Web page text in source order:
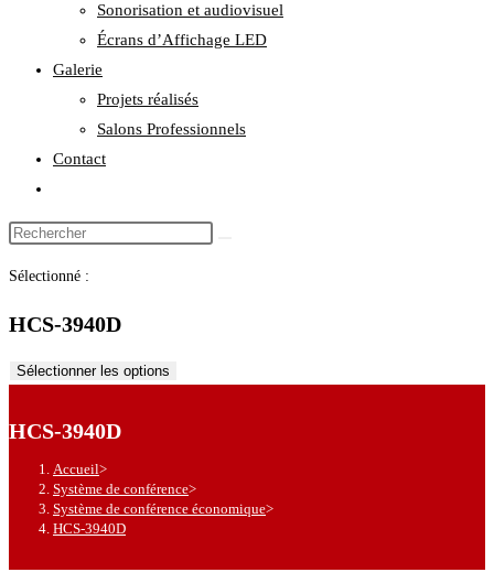
Sonorisation et audiovisuel
Écrans d’Affichage LED
Galerie
Projets réalisés
Salons Professionnels
Contact
search
Rechercher
site
Sélectionné :
HCS-3940D
Sélectionner les options
HCS-3940D
Accueil>
Système de conférence>
Système de conférence économique>
HCS-3940D